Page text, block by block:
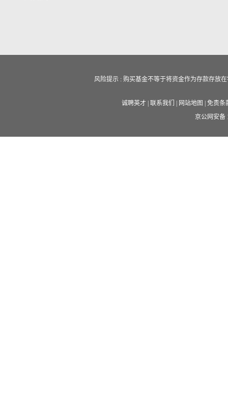
风险提示 : 购买基金不等于将资金作为存款存放
诚聘英才 联系我们 网站地图
免责条
京公网安备